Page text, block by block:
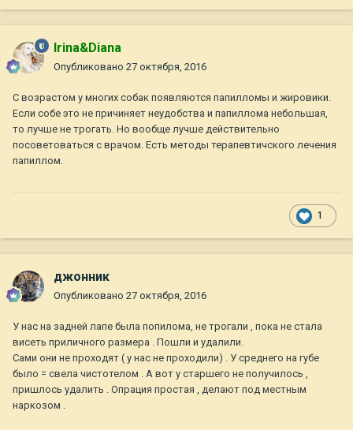
Irina&Diana
Опубликовано 27 октября, 2016
С возрастом у многих собак появляются папилломы и жировики.
Если собе это не причиняет неудобства и папиллома небольшая,
то лучше не трогать. Но вообще лучше действительно
посоветоваться с врачом. Есть методы терапевтичского лечения
папиллом.
1
джонник
Опубликовано 27 октября, 2016
У нас на задней лапе была попилома, не трогали , пока не стала
висеть приличного размера . Пошли и удалили.
Сами они не проходят ( у нас не проходили) . У среднего на губе
было = свела чистотелом . А вот у старшего не получилось ,
пришлось удалить . Опрация простая , делают под местным
наркозом .